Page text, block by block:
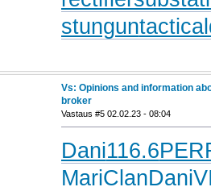
stungun
Vs: Opinions and information
broker
Vastaus #5 02.02.23 - 08:04
Dani116.6
MariClanDani